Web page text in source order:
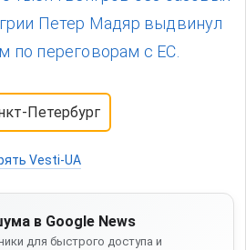
Петер Мадяр выдвинул
по переговорам с ЕС.
Петербург
Vesti-UA
в Google News
для быстрого доступа и